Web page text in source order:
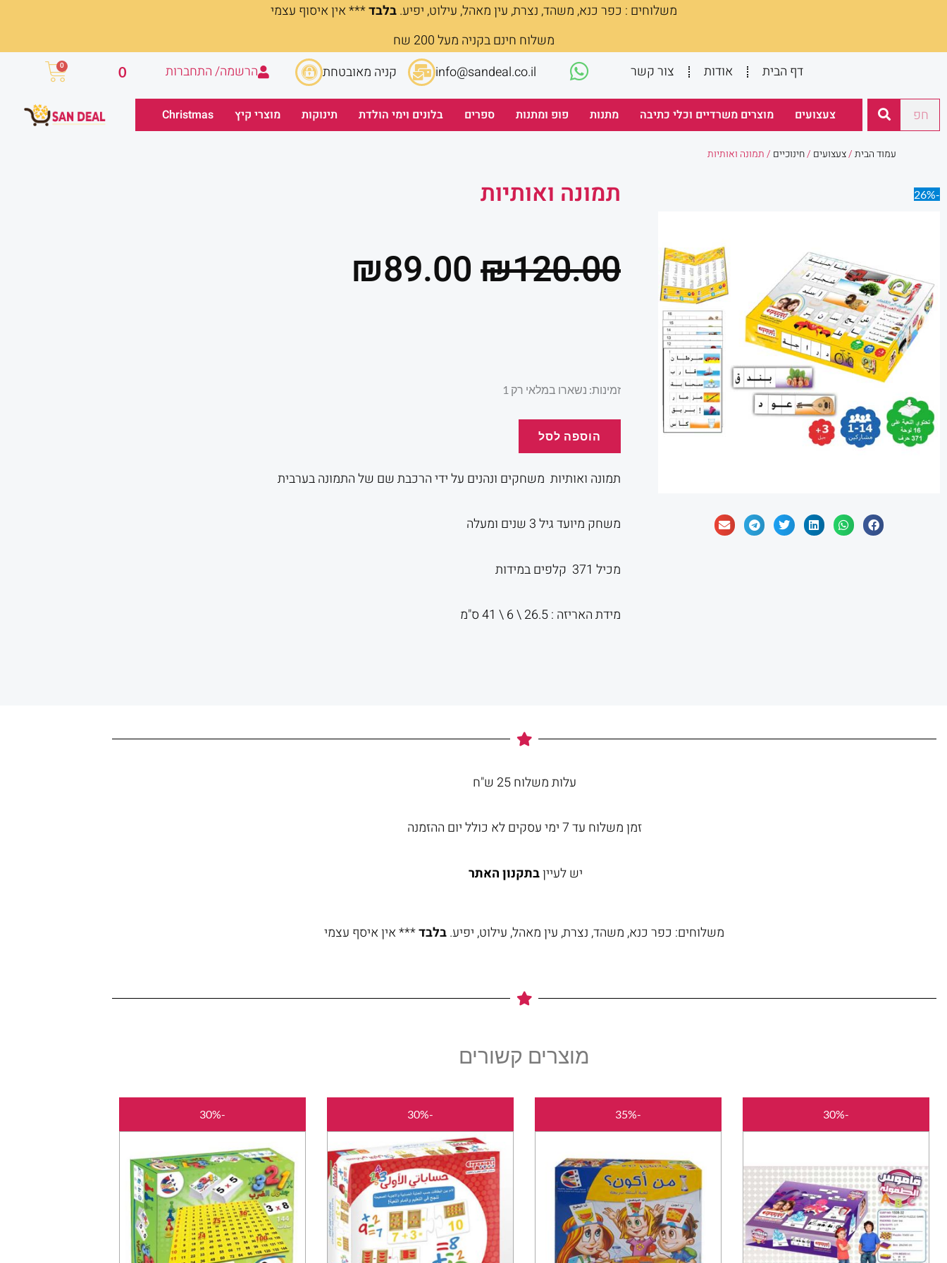
משלוחים : כפר כנא, משהד, נצרת, עין מאהל, עילוט, יפיע.בלבד*** אין איסוף עצמי
משלוח חינם בקניה מעל 200 שח
דף הבית
אודות צור קשר info@sandeal.co.il קניה מאובטחת הרשמה/ התחברות 0
0
עגלת
חיפוש צעצועים מוצרים משרדיים וכלי כתיבה מתנות פופ ומתנות ספרים בלונים וימי הולדת תינוקות מוצרי קיץ Christmas
עמוד הבית/צעצועים /חינוכיים / תמונה ואותיות
-26% תמונה ואותיות
₪120.00
המחיר
₪120.00.
₪89.00
₪89.00.
זמינות: נשארו במלאי רק 1
כמות
הוספה לסל
תמונה ואותיות משחקים ונהנים על ידי הרכבת שם של התמונה בערבית
משחק מיועד גיל 3 שנים ומעלה
מכיל 371 קלפים במידות
מידת האריזה : 26.5 \ 6 \ 41 ס"מ
עלות משלוח 25 ש"ח
זמן משלוח עד 7 ימי עסקים לא כולל יום ההזמנה
יש לעייןבתקנון האתר
משלוחים: כפר כנא, משהד, נצרת, עין מאהל, עילוט, יפיע.בלבד*** אין איסף עצמי
מוצרים קשורים
-30%
המקורי
היה:
הוא:
-35%
המקורי
היה:
₪60.00.
הוא:
₪39.00.
-30%
המקורי
היה:
₪50.00.
הוא:
₪35.00.
-30%
המקורי
היה:
₪50.00.
הוא:
₪35.00.